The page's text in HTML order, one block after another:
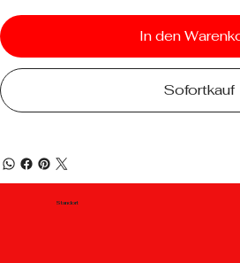
In den
Sofortkauf
Standort